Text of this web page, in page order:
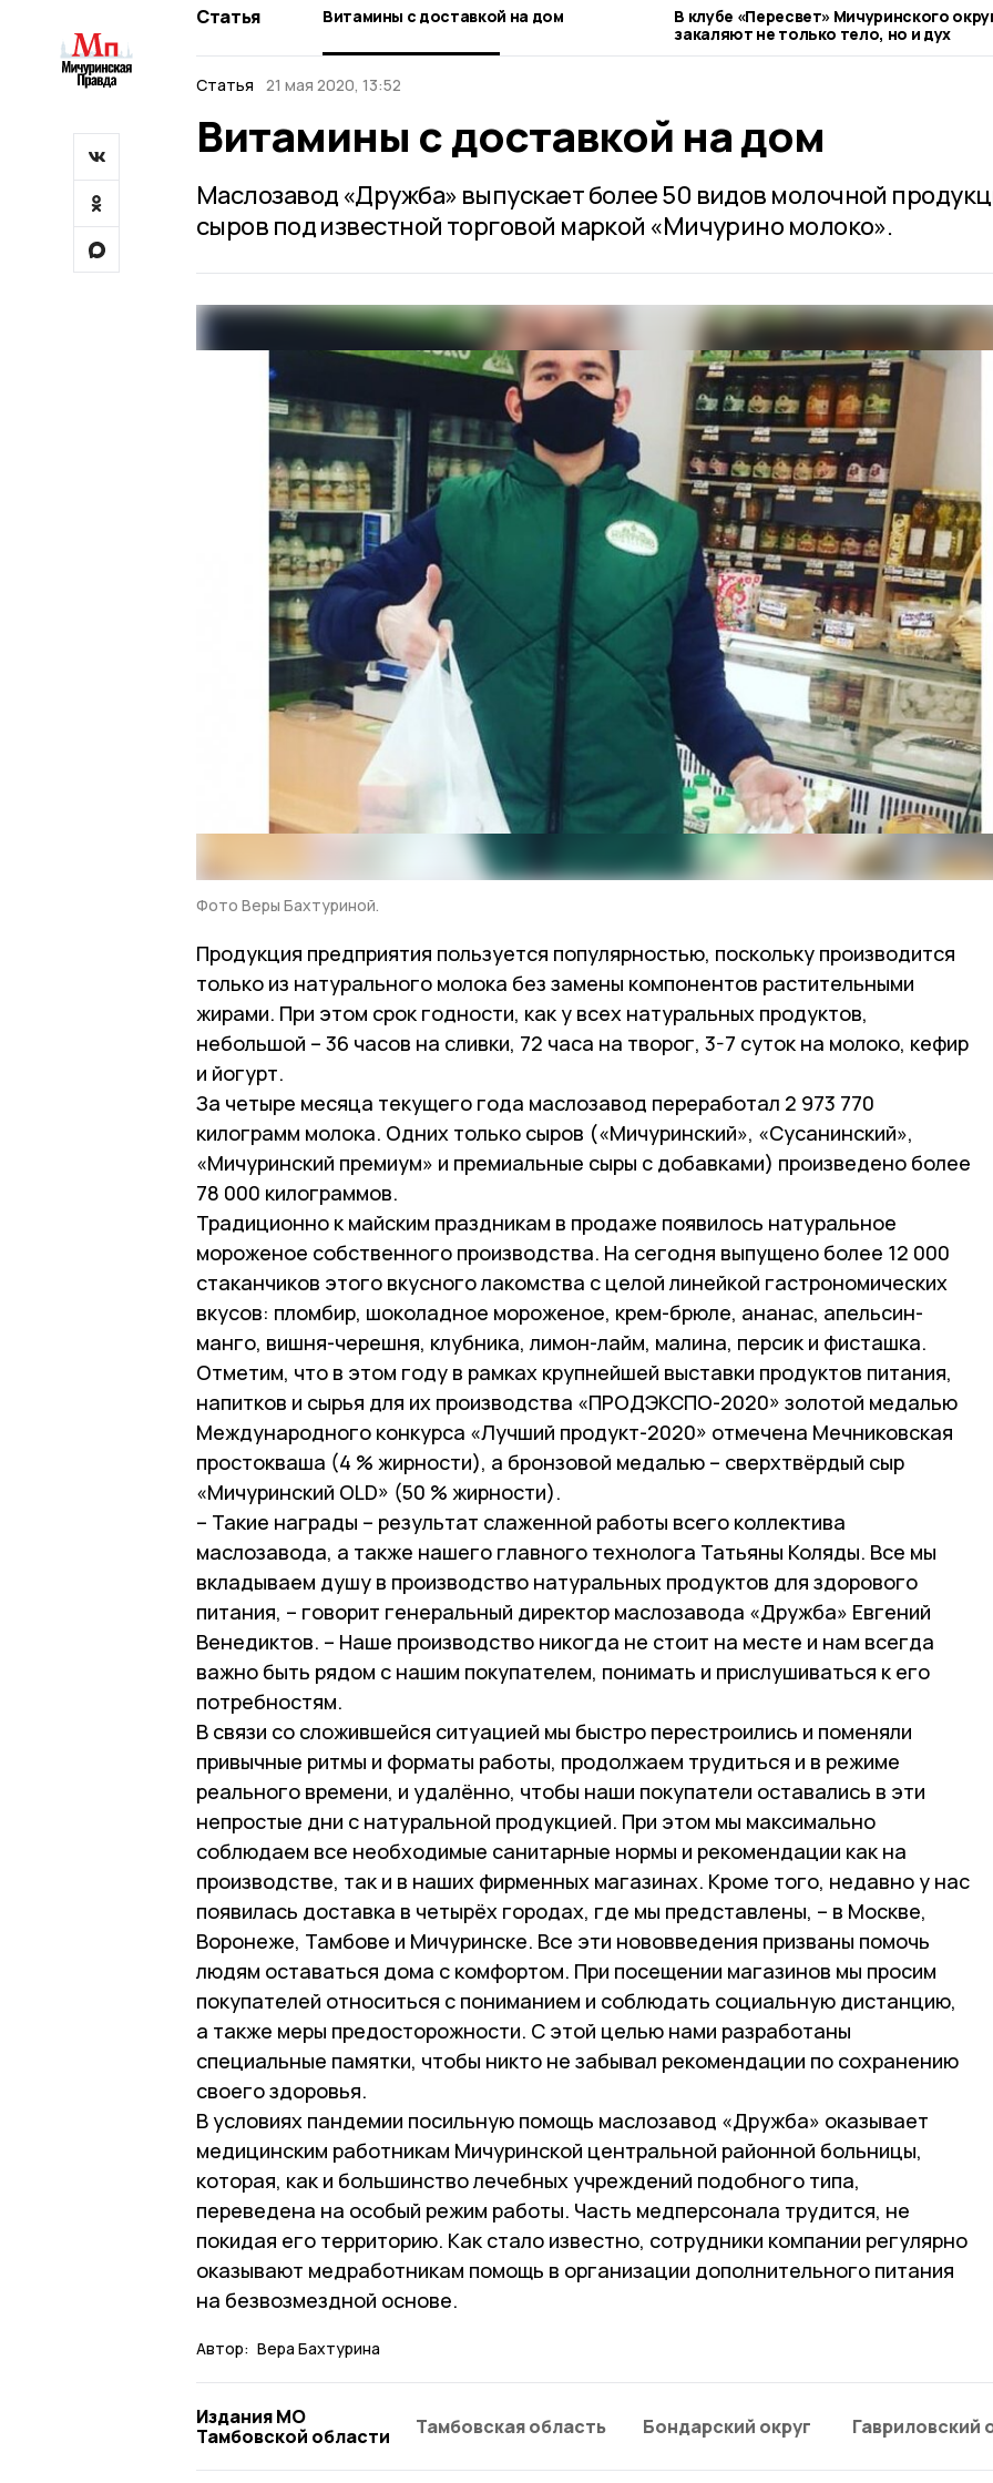
Статья Витамины с доставкой на дом
В клубе «Пересвет» Мичуринского
закаляют не только тело, но и дух
Статья
21 мая 2020, 13:52
Витамины с доставкой на дом
Маслозавод «Дружба» выпускает более 50 видов молочной
сыров под известной торговой маркой «Мичурино молоко».
Фото Веры Бахтуриной.
Продукция предприятия пользуется популярностью, поскольку производится
только из натурального молока без замены компонентов растительными
жирами. При этом срок годности, как у всех натуральных продуктов,
небольшой – 36 часов на сливки, 72 часа на творог, 3-7 суток на молоко, кефир
и йогурт.
За четыре месяца текущего года маслозавод переработал 2 973 770
килограмм молока. Одних только сыров («Мичуринский», «Сусанинский»,
«Мичуринский премиум» и премиальные сыры с добавками) произведено более
78 000 килограммов.
Традиционно к майским праздникам в продаже появилось натуральное
мороженое собственного производства. На сегодня выпущено более 12 000
стаканчиков этого вкусного лакомства с целой линейкой гастрономических
вкусов: пломбир, шоколадное мороженое, крем-брюле, ананас, апельсин-
манго, вишня-черешня, клубника, лимон-лайм, малина, персик и фисташка.
Отметим, что в этом году в рамках крупнейшей выставки продуктов питания,
напитков и сырья для их производства «ПРОДЭКСПО-2020» золотой медалью
Международного конкурса «Лучший продукт-2020» отмечена Мечниковская
простокваша (4 % жирности), а бронзовой медалью – сверхтвёрдый сыр
«Мичуринский OLD» (50 % жирности).
– Такие награды – результат слаженной работы всего коллектива
маслозавода, а также нашего главного технолога Татьяны Коляды. Все мы
вкладываем душу в производство натуральных продуктов для здорового
питания, – говорит генеральный директор маслозавода «Дружба» Евгений
Венедиктов. – Наше производство никогда не стоит на месте и нам всегда
важно быть рядом с нашим покупателем, понимать и прислушиваться к его
потребностям.
В связи со сложившейся ситуацией мы быстро перестроились и поменяли
привычные ритмы и форматы работы, продолжаем трудиться и в режиме
реального времени, и удалённо, чтобы наши покупатели оставались в эти
непростые дни с натуральной продукцией. При этом мы максимально
соблюдаем все необходимые санитарные нормы и рекомендации как на
производстве, так и в наших фирменных магазинах. Кроме того, недавно у нас
появилась доставка в четырёх городах, где мы представлены, – в Москве,
Воронеже, Тамбове и Мичуринске. Все эти нововведения призваны помочь
людям оставаться дома с комфортом. При посещении магазинов мы просим
покупателей относиться с пониманием и соблюдать социальную дистанцию,
а также меры предосторожности. С этой целью нами разработаны
специальные памятки, чтобы никто не забывал рекомендации по сохранению
своего здоровья.
В условиях пандемии посильную помощь маслозавод «Дружба» оказывает
медицинским работникам Мичуринской центральной районной больницы,
которая, как и большинство лечебных учреждений подобного типа,
переведена на особый режим работы. Часть медперсонала трудится, не
покидая его территорию. Как стало известно, сотрудники компании регулярно
оказывают медработникам помощь в организации дополнительного питания
на безвозмездной основе.
Автор: Вера Бахтурина
Издания МО
Тамбовской области
Тамбовская область Бондарский округ Гавриловский